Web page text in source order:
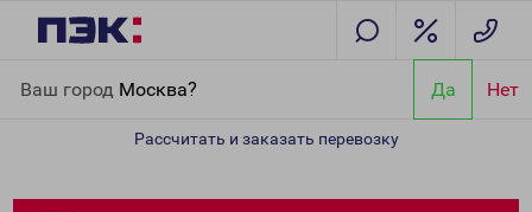
Ваш город Москва? Да Нет
Рассчитать и заказать перевозку